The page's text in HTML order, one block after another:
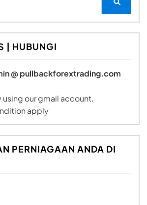
| HUBUNGI
@ pullbackforextrading.com
using our gmail account.
apply
PERNIAGAAN ANDA DI